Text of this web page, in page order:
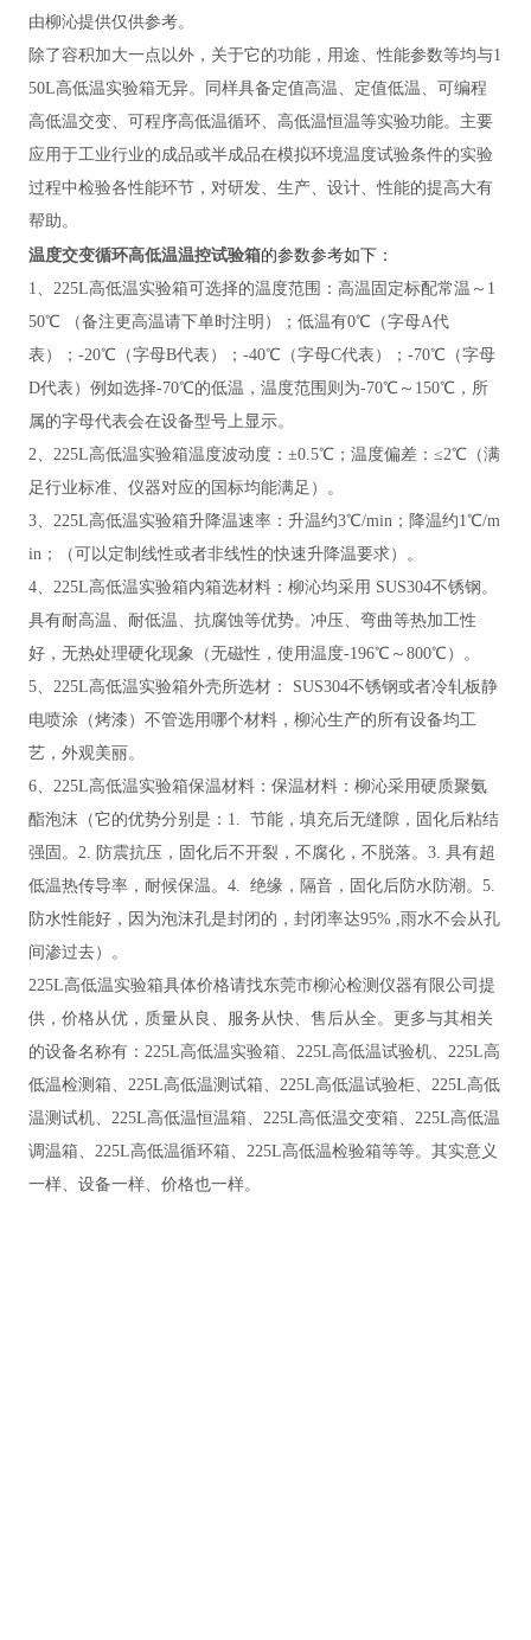
由柳沁提供仅供参考。
除了容积加大一点以外，关于它的功能，用途、性能参数等均与1
50L高低温实验箱无异。同样具备定值高温、定值低温、可编程
高低温交变、可程序高低温循环、高低温恒温等实验功能。主要
应用于工业行业的成品或半成品在模拟环境温度试验条件的实验
过程中检验各性能环节，对研发、生产、设计、性能的提高大有
帮助。
温度交变循环高低温温控试验箱的参数参考如下：
1、225L高低温实验箱可选择的温度范围：高温固定标配常温～1
50℃ （备注更高温请下单时注明）；低温有0℃（字母A代
表）；-20℃（字母B代表）；-40℃（字母C代表）；-70℃（字母
D代表）例如选择-70℃的低温，温度范围则为-70℃～150℃，所
属的字母代表会在设备型号上显示。
2、225L高低温实验箱温度波动度：±0.5℃；温度偏差：≤2℃（满
足行业标准、仪器对应的国标均能满足）。
3、225L高低温实验箱升降温速率：升温约3℃/min；降温约1℃/m
in；（可以定制线性或者非线性的快速升降温要求）。
4、225L高低温实验箱内箱选材料：柳沁均采用 SUS304不锈钢。
具有耐高温、耐低温、抗腐蚀等优势。冲压、弯曲等热加工性
好，无热处理硬化现象（无磁性，使用温度-196℃～800℃）。
5、225L高低温实验箱外壳所选材： SUS304不锈钢或者冷轧板静
电喷涂（烤漆）不管选用哪个材料，柳沁生产的所有设备均工
艺，外观美丽。
6、225L高低温实验箱保温材料：保温材料：柳沁采用硬质聚氨
酯泡沫（它的优势分别是： 1. 节能，填充后无缝隙，固化后粘结
强固。2. 防震抗压，固化后不开裂，不腐化，不脱落。3. 具有超
低温热传导率，耐候保温。4. 绝缘，隔音，固化后防水防潮。5.
防水性能好，因为泡沫孔是封闭的，封闭率达95% ,雨水不会从孔
间渗过去）。
225L高低温实验箱具体价格请找东莞市柳沁检测仪器有限公司提
供，价格从优，质量从良、服务从快、售后从全。更多与其相关
的设备名称有：225L高低温实验箱、225L高低温试验机、225L高
低温检测箱、225L高低温测试箱、225L高低温试验柜、225L高低
温测试机、225L高低温恒温箱、225L高低温交变箱、225L高低温
调温箱、225L高低温循环箱、225L高低温检验箱等等。其实意义
一样、设备一样、价格也一样。